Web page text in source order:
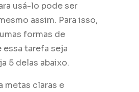
usá-lo pode ser
assim. Para isso,
formas de
essa tarefa seja
5 delas abaixo.
metas claras e